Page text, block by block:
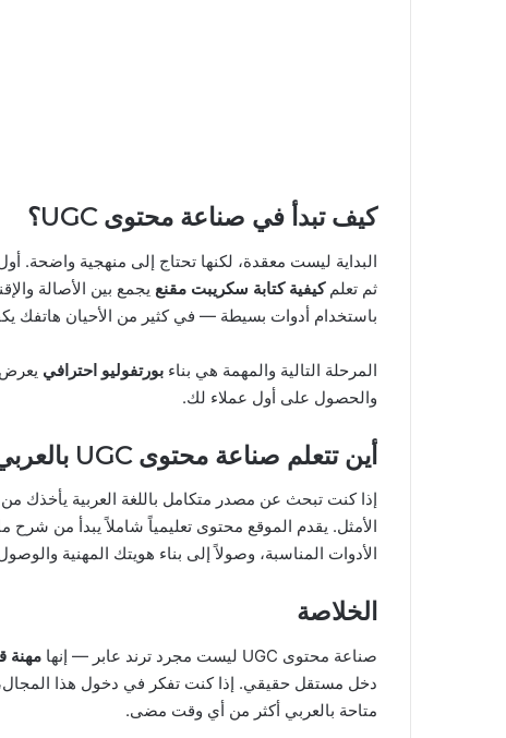
كيف تبدأ في صناعة محتوى UGC؟
البداية ليست معقدة، لكنها تحتاج إلى منهجية واضحة.
ثم تعلمكيفية كتابة سكريبت مقنع يجمع بين الأصالة
باستخدام أدوات بسيطة — في كثير من الأحيان هاتفك
المرحلة التالية والمهمة هي بناء بورتفوليو احترافي يعرض
والحصول على أول عملاء لك.
أين تتعلم صناعة محتوى UGC بالعربي؟
إذا كنت تبحث عن مصدر متكامل باللغة العربية يأخذك
الأدوات المناسبة، وصولاً إلى بناء هويتك المهنية
الخلاصة
صناعة محتوى UGC ليست مجرد ترند عابر — إنها مهنة
دخل مستقل حقيقي. إذا كنت تفكر في دخول هذا المجال،
متاحة بالعربي أكثر من أي وقت مضى.